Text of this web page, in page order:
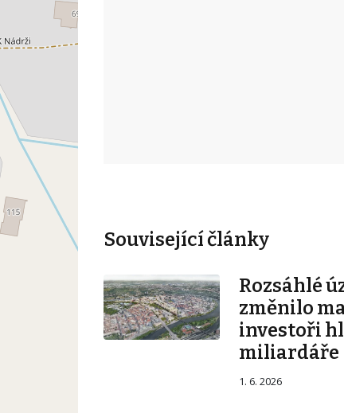
Související články
Rozsáhlé
změnilo
investoři
miliardáře
1. 6. 2026